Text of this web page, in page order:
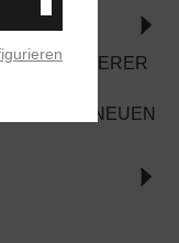
KEIN ANDERER
EINER NEUEN